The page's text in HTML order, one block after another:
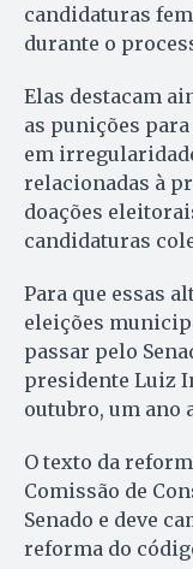
candidaturas
durante o
Elas destacam
as punições
em
relacionadas à
doações
candidaturas
Para que essas
eleições
passar pelo
presidente Luiz
outubro, um ano
O texto da
Comissão de
Senado e deve
reforma do